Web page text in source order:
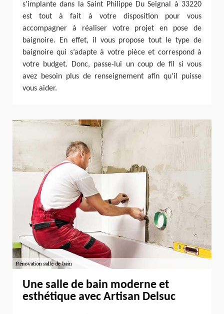
s’implante dans la Saint Philippe Du Seignal à 33220
est tout à fait à votre disposition pour vous
accompagner à réaliser votre projet en pose de
baignoire. En effet, il vous propose tout le type de
baignoire qui s’adapte à votre pièce et correspond à
votre budget. Donc, passe-lui un coup de fil si vous
avez besoin plus de renseignement afin qu’il puisse
vous aider.
Une salle de bain moderne et
esthétique avec Artisan Delsuc